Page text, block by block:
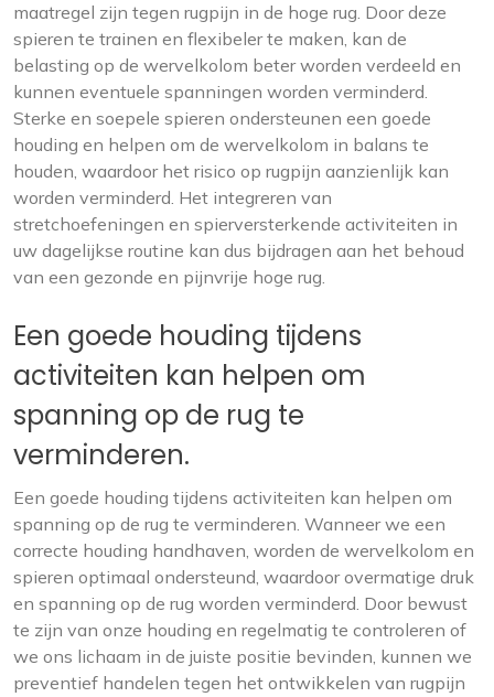
maatregel zijn tegen rugpijn in de hoge rug. Door deze
spieren te trainen en flexibeler te maken, kan de
belasting op de wervelkolom beter worden verdeeld en
kunnen eventuele spanningen worden verminderd.
Sterke en soepele spieren ondersteunen een goede
houding en helpen om de wervelkolom in balans te
houden, waardoor het risico op rugpijn aanzienlijk kan
worden verminderd. Het integreren van
stretchoefeningen en spierversterkende activiteiten in
uw dagelijkse routine kan dus bijdragen aan het behoud
van een gezonde en pijnvrije hoge rug.
Een goede houding tijdens
activiteiten kan helpen om
spanning op de rug te
verminderen.
Een goede houding tijdens activiteiten kan helpen om
spanning op de rug te verminderen. Wanneer we een
correcte houding handhaven, worden de wervelkolom en
spieren optimaal ondersteund, waardoor overmatige druk
en spanning op de rug worden verminderd. Door bewust
te zijn van onze houding en regelmatig te controleren of
we ons lichaam in de juiste positie bevinden, kunnen we
preventief handelen tegen het ontwikkelen van rugpijn